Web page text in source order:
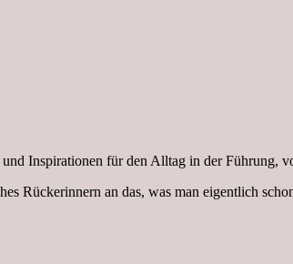
Inspirationen für den Alltag in der Führung,
Rückerinnern an das, was man eigentlich